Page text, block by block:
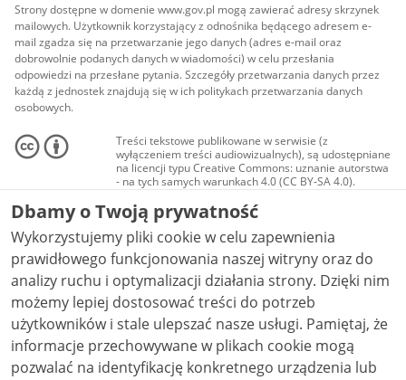
Strony dostępne w domenie www.gov.pl mogą zawierać adresy skrzynek
mailowych. Użytkownik korzystający z odnośnika będącego adresem e-
mail zgadza się na przetwarzanie jego danych (adres e-mail oraz
dobrowolnie podanych danych w wiadomości) w celu przesłania
odpowiedzi na przesłane pytania. Szczegóły przetwarzania danych przez
każdą z jednostek znajdują się w ich politykach przetwarzania danych
osobowych.
Treści tekstowe publikowane w serwisie (z
wyłączeniem treści audiowizualnych), są udostępniane
na licencji typu Creative Commons: uznanie autorstwa
- na tych samych warunkach 4.0 (CC BY-SA 4.0).
Materiały audiowizualne, w tym zdjęcia, materiały
audio i wideo, są udostępniane na licencji typu
Creative Commons: uznanie autorstwa użycie
niekomercyjne - bez utworów zależnych 4.0 (CC BY-
NC-ND 4.0), o ile nie jest to stwierdzone inaczej.
Dbamy o Twoją prywatność
Wykorzystujemy pliki cookie w celu zapewnienia
prawidłowego funkcjonowania naszej witryny oraz do
analizy ruchu i optymalizacji działania strony. Dzięki nim
możemy lepiej dostosować treści do potrzeb
użytkowników i stale ulepszać nasze usługi. Pamiętaj, że
informacje przechowywane w plikach cookie mogą
pozwalać na identyfikację konkretnego urządzenia lub